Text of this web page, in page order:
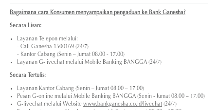
Bagaimana cara Konsumen menyampaikan pengaduan ke Bank Ganesha?
Secara Lisan:
Layanan Telepon melalui:
- Call Ganesha 1500169 (24/7)
- Kantor Cabang (Senin – Jumat 08.00 - 17.00)
Layanan G-livechat melalui Mobile Banking BANGGA (24/7)
Secara Tertulis:
Layanan Kantor Cabang (Senin – Jumat 08.00 – 17.00)
Pesan G-online melalui Mobile Banking BANGGA (Senin - Jumat 08.00 – 17.00)
G-livechat melalui Website www.bankganesha.co.id/livechat (24/7)